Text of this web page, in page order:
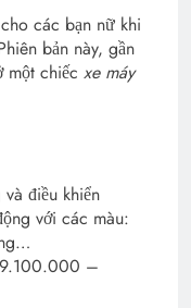
các bạn nữ khi
bản này, gần
một chiếc xe máy
điều khiển
với các màu:
–